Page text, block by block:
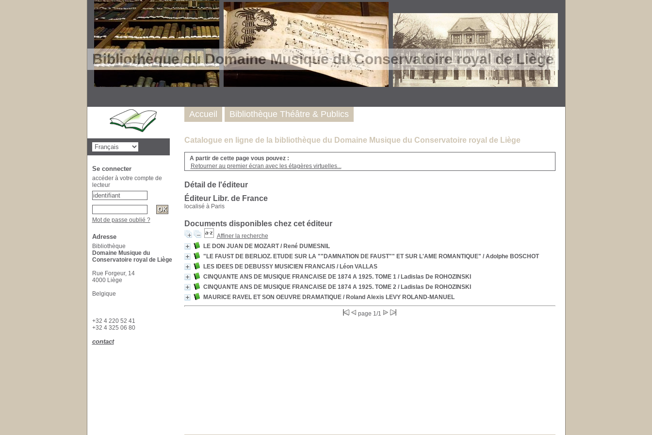
Bibliothèque du Domaine Musique du Conservatoire royal de Liège
Catalogue en ligne de la bibliothèque du Domaine Musique du Conservatoire royal de Liège
A partir de cette page vous pouvez :
Retourner au premier écran avec les étagères virtuelles...
Détail de l'éditeur
Éditeur Libr. de France
localisé à Paris
Documents disponibles chez cet éditeur
Affiner la recherche
LE DON JUAN DE MOZART/ René DUMESNIL
"LE FAUST DE BERLIOZ. ETUDE SUR LA ""DAMNATION DE FAUST"" ET SUR L'AME ROMANTIQUE" / Adolphe BOSCHOT
LES IDEES DE DEBUSSY MUSICIEN FRANCAIS/ Léon VALLAS
CINQUANTE ANS DE MUSIQUE FRANCAISE DE 1874 A 1925. TOME 1/ Ladislas De ROHOZINSKI
CINQUANTE ANS DE MUSIQUE FRANCAISE DE 1874 A 1925. TOME 2/ Ladislas De ROHOZINSKI
MAURICE RAVEL ET SON OEUVRE DRAMATIQUE/ Roland Alexis LEVY ROLAND-MANUEL
page 1/1
Accueil Bibliothèque Théâtre & Publics
Se connecter
accéder à votre compte de
lecteur
Mot de passe oublié ?
Adresse
Bibliothèque
Domaine Musique du
Conservatoire royal de Liège
Rue Forgeur, 14
4000 Liège
Belgique
+32 4 220 52 41
+32 4 325 06 80
contact